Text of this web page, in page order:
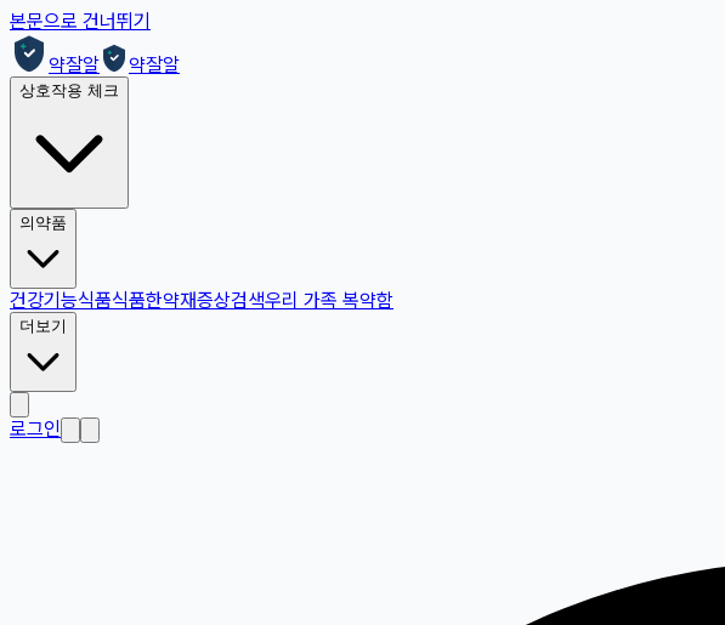
본문으로 건너뛰기
약잘알
약잘알
상호작용 체크
의약품
건강기능식품식품한약재증상검색우리 가족 복약함
더보기
로그인